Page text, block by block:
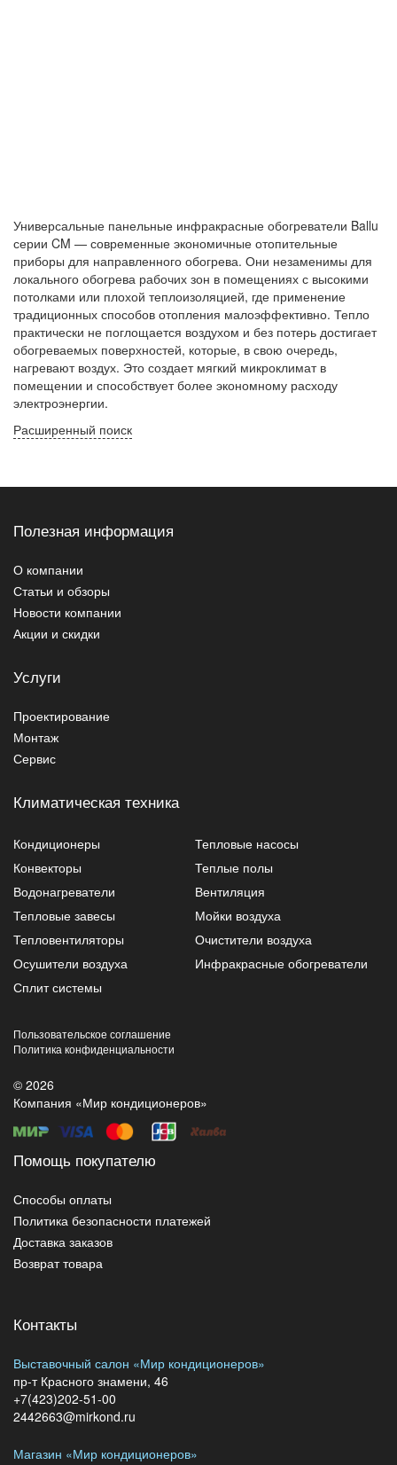
Универсальные панельные инфракрасные обогреватели Ballu
серии CM — современные экономичные отопительные
приборы для направленного обогрева. Они незаменимы для
локального обогрева рабочих зон в помещениях с высокими
потолками или плохой теплоизоляцией, где применение
традиционных способов отопления малоэффективно. Тепло
практически не поглощается воздухом и без потерь достигает
обогреваемых поверхностей, которые, в свою очередь,
нагревают воздух. Это создает мягкий микроклимат в
помещении и способствует более экономному расходу
электроэнергии.
Расширенный поиск
Полезная информация
О компании
Статьи и обзоры
Новости компании
Акции и скидки
Услуги
Проектирование
Монтаж
Сервис
Климатическая техника
Кондиционеры
Тепловые насосы
Конвекторы
Теплые полы
Водонагреватели
Вентиляция
Тепловые завесы
Мойки воздуха
Тепловентиляторы
Очистители воздуха
Осушители воздуха
Инфракрасные обогреватели
Сплит системы
Пользовательское соглашение
Политика конфиденциальности
© 2026
Компания «Мир кондиционеров»
Помощь покупателю
Способы оплаты
Политика безопасности платежей
Доставка заказов
Возврат товара
Контакты
Выставочный салон «Мир кондиционеров»
пр-т Красного знамени, 46
+7(423)202-51-00
2442663@mirkond.ru
Магазин «Мир кондиционеров»